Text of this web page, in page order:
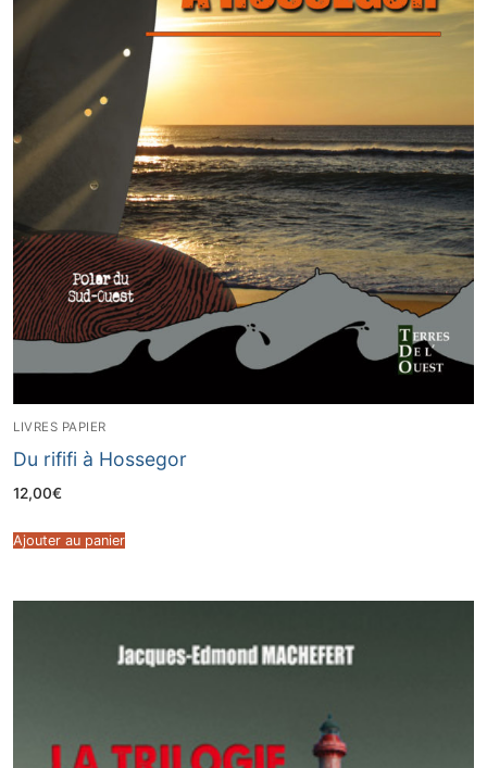
LIVRES PAPIER
Du rififi à Hossegor
12,00€
Ajouter au panier